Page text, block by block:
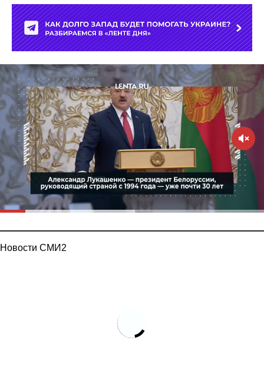
Новости СМИ2